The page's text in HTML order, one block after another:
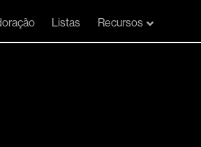
Listas Recursos